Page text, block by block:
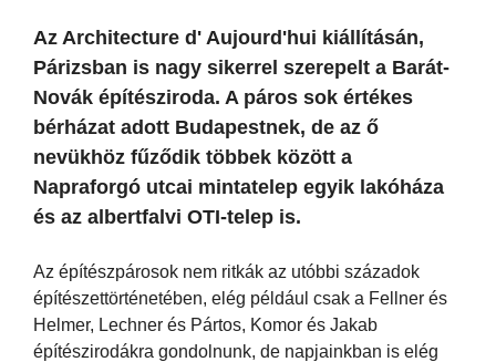
Az Architecture d' Aujourd'hui kiállításán,
Párizsban is nagy sikerrel szerepelt a Barát-
Novák építésziroda. A páros sok értékes
bérházat adott Budapestnek, de az ő
nevükhöz fűződik többek között a
Napraforgó utcai mintatelep egyik lakóháza
és az albertfalvi OTI-telep is.
Az építészpárosok nem ritkák az utóbbi századok
építészettörténetében, elég például csak a Fellner és
Helmer, Lechner és Pártos, Komor és Jakab
építészirodákra gondolnunk, de napjainkban is elég